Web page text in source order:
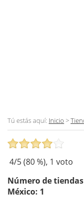
Tú estás aquí: Inicio >
4/5 (80%), 1 voto
Número de tiendas
México: 1